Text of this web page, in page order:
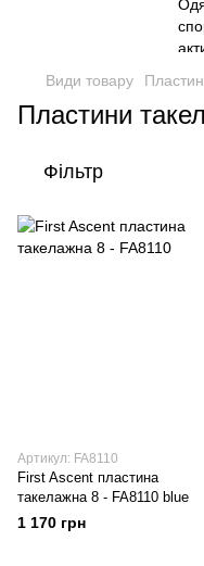
Види товару
Пластини
Фільтр
Артикул: FA8110
First Ascent пластина
такелажна 8 - FA8110 blue
1 170 грн